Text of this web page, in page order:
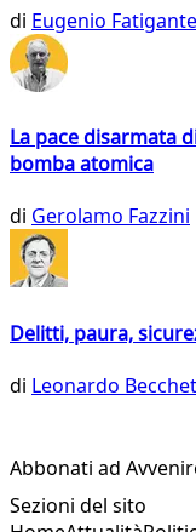
di Eugenio Fatigante
La pace disarmata
bomba atomica
di Gerolamo Fazzini
Delitti, paura,
di Leonardo
Abbonati ad
Sezioni del sito